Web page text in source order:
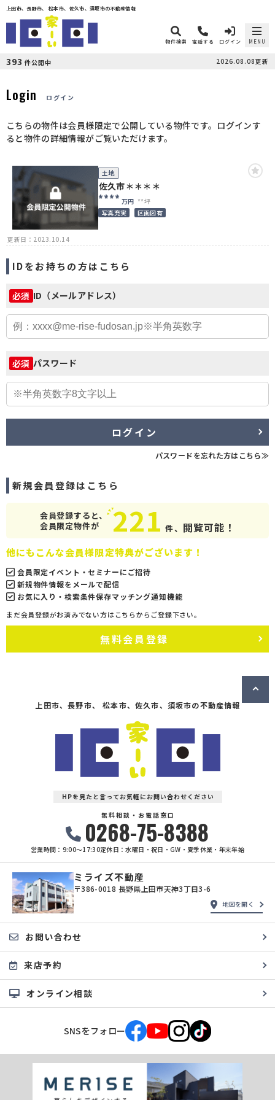
上田市、長野市、 松本市、佐久市、須坂市の不動産情報
物件検索 電話する ログイン MENU
393 件公開中 2026.08.08更新
Login ログイン
こちらの物件は会員様限定で公開している物件です。ログインす
ると物件の詳細情報がご覧いただけます。
土地
佐久市＊＊＊＊
**** 万円 **坪
写真充実
区画図有
更新日：2023.10.14
IDをお持ちの方はこちら
必須 ID（メールアドレス）
必須 パスワード
ログイン
パスワードを忘れた方はこちら≫
新規会員登録はこちら
会員登録すると、
会員限定物件が
221 件、 閲覧可能！
他にもこんな会員様限定特典がございます！
会員限定イベント・セミナーにご招待
新規物件情報をメールで配信
お気に入り・検索条件保存マッチング通知機能
まだ会員登録がお済みでない方はこちらからご登録下さい。
無料会員登録
上田市、長野市、 松本市、佐久市、須坂市の不動産情報
HPを見たと言ってお気軽にお問い合わせください
無料相談・お電話窓口
0268-75-8388
営業時間：9:00〜17:30定休日：水曜日・祝日・GW・夏季休業・年末年始
ミライズ不動産
〒386-0018 長野県上田市天神3丁目3-6
地図を開く
お問い合わせ
来店予約
オンライン相談
SNSをフォロー